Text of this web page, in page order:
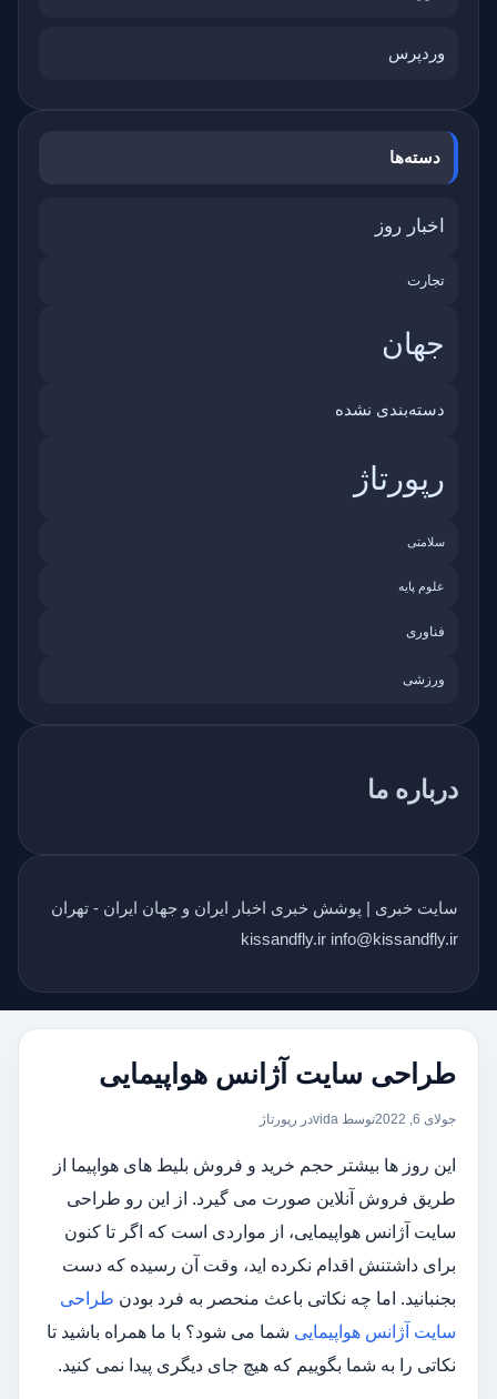
وردپرس
دسته‌ها
اخبار روز
تجارت
جهان
دسته‌بندی نشده
رپورتاژ
سلامتی
علوم پایه
فناوری
ورزشی
درباره ما
سایت خبری | پوشش خبری اخبار ایران و جهان ایران - تهران
kissandfly.ir info@kissandfly.ir
طراحی سایت آژانس هواپیمایی
جولای 6, 2022 توسط vida در رپورتاژ
این روز ها بیشتر حجم خرید و فروش بلیط های هواپیما از
طریق فروش آنلاین صورت می گیرد. از این رو طراحی
سایت آژانس هواپیمایی، از مواردی است که اگر تا کنون
برای داشتنش اقدام نکرده اید، وقت آن رسیده که دست
بجنبانید. اما چه نکاتی باعث منحصر به فرد بودن طراحی
سایت آژانس هواپیمایی شما می شود؟ با ما همراه باشید تا
نکاتی را به شما بگوییم که هیچ جای دیگری پیدا نمی کنید.